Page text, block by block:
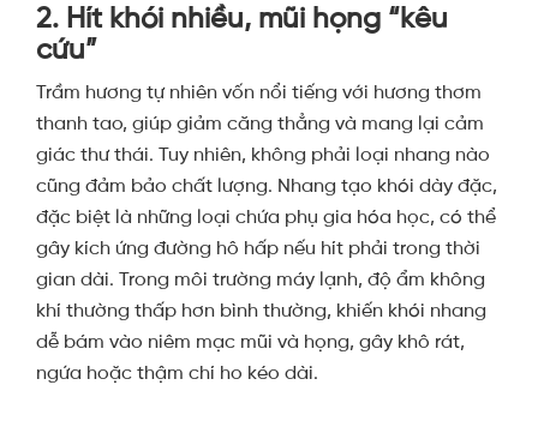
2. Hít khói nhiều, mũi họng “kêu
cứu”
Trầm hương tự nhiên vốn nổi tiếng với hương thơm
thanh tao, giúp giảm căng thẳng và mang lại cảm
giác thư thái. Tuy nhiên, không phải loại nhang nào
cũng đảm bảo chất lượng. Nhang tạo khói dày đặc,
đặc biệt là những loại chứa phụ gia hóa học, có thể
gây kích ứng đường hô hấp nếu hít phải trong thời
gian dài. Trong môi trường máy lạnh, độ ẩm không
khí thường thấp hơn bình thường, khiến khói nhang
dễ bám vào niêm mạc mũi và họng, gây khô rát,
ngứa hoặc thậm chí ho kéo dài.